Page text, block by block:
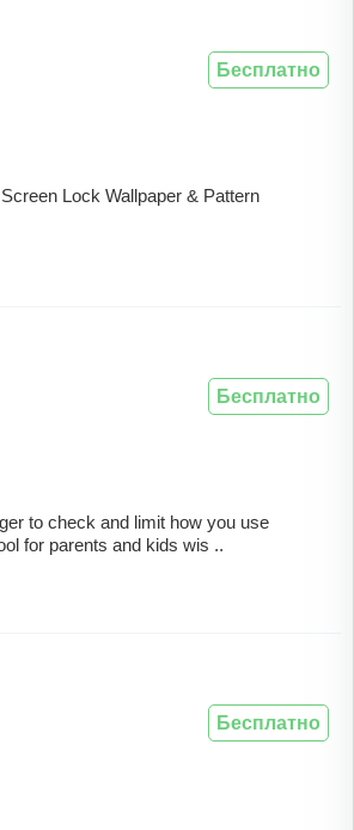
Lock Wallpaper & Pattern
Бесплатно
to check and limit how you use
for parents and kids wis ..
Бесплатно
Бесплатно